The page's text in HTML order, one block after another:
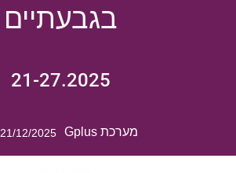
בגבעתיים
21-27.2025
מערכת Gplus 21/12/2025